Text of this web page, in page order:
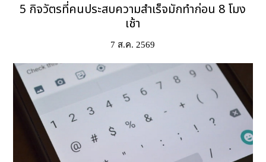
5 กิจวัตรที่คนประสบความสำเร็จมักทำก่อน 8 โมง
เช้า
7 ส.ค. 2569